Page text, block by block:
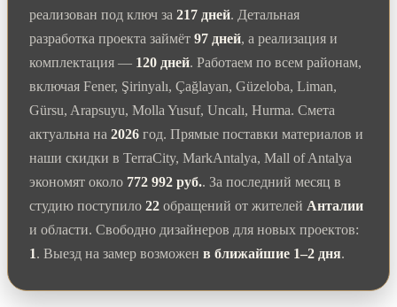
реализован под ключ за 217 дней. Детальная
разработка проекта займёт 97 дней, а реализация и
комплектация — 120 дней. Работаем по всем районам,
включая Fener, Şirinyalı, Çağlayan, Güzeloba, Liman,
Gürsu, Arapsuyu, Molla Yusuf, Uncalı, Hurma. Смета
актуальна на 2026 год. Прямые поставки материалов и
наши скидки в TerraCity, MarkAntalya, Mall of Antalya
экономят около 772 992 руб.. За последний месяц в
студию поступило 22 обращений от жителей Анталии
и области. Свободно дизайнеров для новых проектов:
1. Выезд на замер возможен в ближайшие 1–2 дня.